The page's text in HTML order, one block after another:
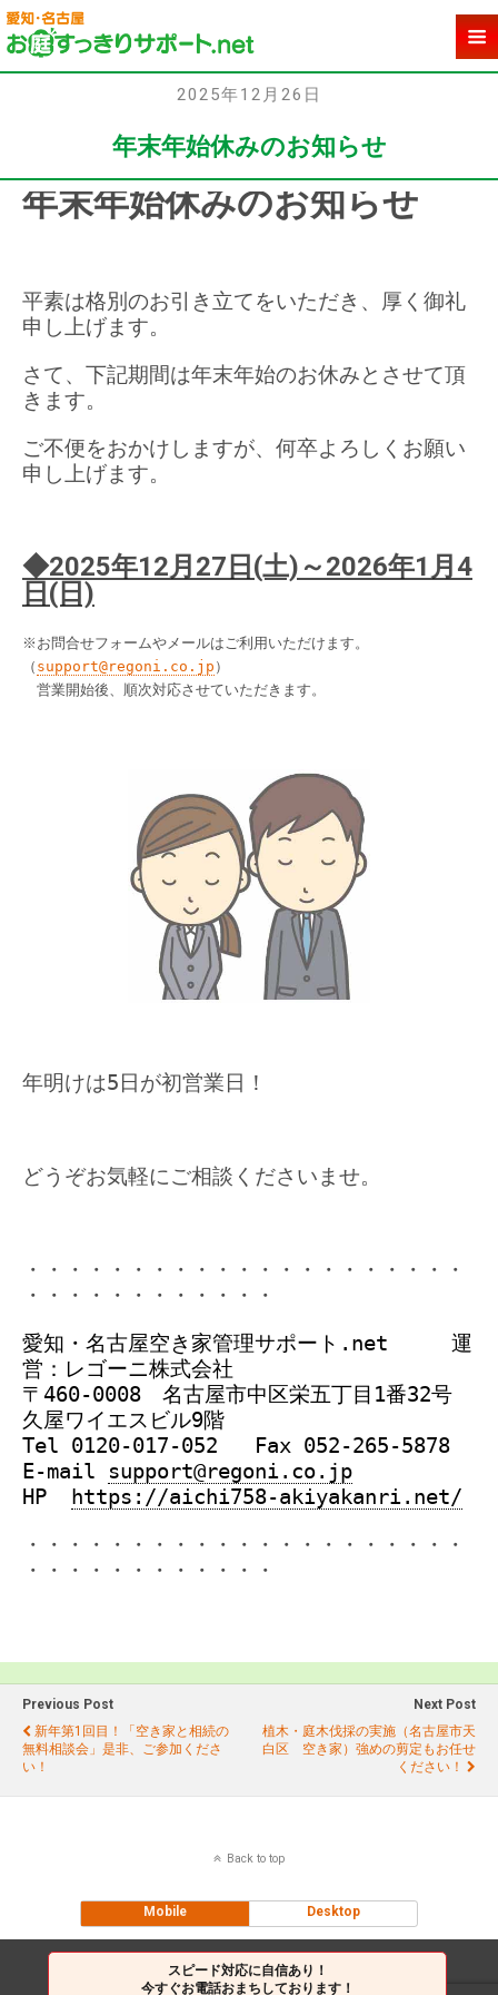
2025年12月26日
年末年始休みのお知らせ
年末年始休みのお知らせ
平素は格別のお引き立てをいただき、厚く御礼
申し上げます。
さて、下記期間は年末年始のお休みとさせて頂
きます。
ご不便をおかけしますが、何卒よろしくお願い
申し上げます。
◆2025年12月27日(土)～2026年1月4
日(日)
※お問合せフォームやメールはご利用いただけます。
（ support@regoni.co.jp ）
営業開始後、順次対応させていただきます。
年明けは5日が初営業日！
どうぞお気軽にご相談くださいませ。
・・・・・・・・・・・・・・・・・・・・・
・・・・・・・・・・・・
愛知・名古屋空き家管理サポート.net 運
営：レゴーニ株式会社
〒460-0008 名古屋市中区栄五丁目1番32号
久屋ワイエスビル9階
Tel 0120-017-052 Fax 052-265-5878
E-mail support@regoni.co.jp
HP https://aichi758-akiyakanri.net/
・・・・・・・・・・・・・・・・・・・・・
・・・・・・・・・・・・
Previous Post
新年第1回目！「空き家と相続の
無料相談会」是非、ご参加くださ
い！
Next Post
植木・庭木伐採の実施（名古屋市天
白区 空き家）強めの剪定もお任せ
ください！
Back to top
Mobile Desktop
スピード対応に自信あり！
今すぐお電話おまちしております！